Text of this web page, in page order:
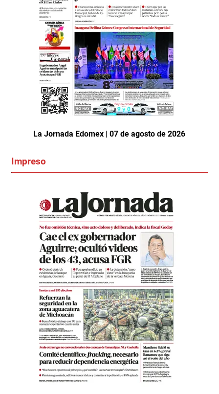
La Jornada Edomex | 07 de agosto de 2026
Impreso